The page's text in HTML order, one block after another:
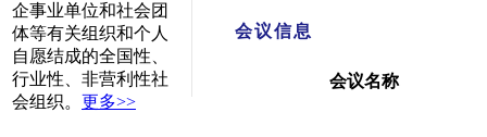
企事业单位和社会团
体等有关组织和个人
自愿结成的全国性、
行业性、非营利性社
会组织。 更多>>
会议信息
会议名称